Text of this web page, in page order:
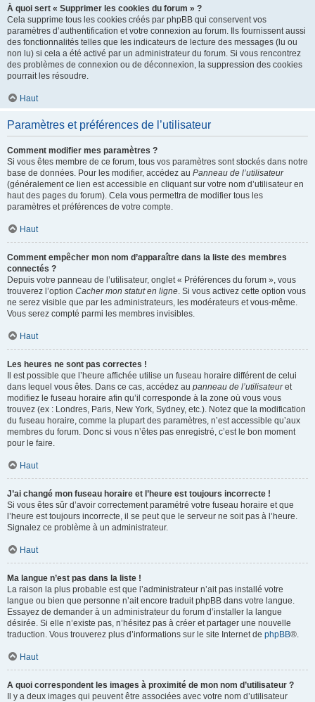
À quoi sert « Supprimer les cookies du forum » ?
Cela supprime tous les cookies créés par phpBB qui conservent vos
paramètres d’authentification et votre connexion au forum. Ils fournissent aussi
des fonctionnalités telles que les indicateurs de lecture des messages (lu ou
non lu) si cela a été activé par un administrateur du forum. Si vous rencontrez
des problèmes de connexion ou de déconnexion, la suppression des cookies
pourrait les résoudre.
Haut
Paramètres et préférences de l’utilisateur
Comment modifier mes paramètres ?
Si vous êtes membre de ce forum, tous vos paramètres sont stockés dans notre
base de données. Pour les modifier, accédez au Panneau de l’utilisateur
(généralement ce lien est accessible en cliquant sur votre nom d’utilisateur en
haut des pages du forum). Cela vous permettra de modifier tous les
paramètres et préférences de votre compte.
Haut
Comment empêcher mon nom d’apparaître dans la liste des membres
connectés ?
Depuis votre panneau de l’utilisateur, onglet « Préférences du forum », vous
trouverez l’option Cacher mon statut en ligne. Si vous activez cette option vous
ne serez visible que par les administrateurs, les modérateurs et vous-même.
Vous serez compté parmi les membres invisibles.
Haut
Les heures ne sont pas correctes !
Il est possible que l’heure affichée utilise un fuseau horaire différent de celui
dans lequel vous êtes. Dans ce cas, accédez au panneau de l’utilisateuret
modifiez le fuseau horaire afin qu’il corresponde à la zone où vous vous
trouvez (ex : Londres, Paris, New York, Sydney, etc.). Notez que la modification
du fuseau horaire, comme la plupart des paramètres, n’est accessible qu’aux
membres du forum. Donc si vous n’êtes pas enregistré, c’est le bon moment
pour le faire.
Haut
J’ai changé mon fuseau horaire et l’heure est toujours incorrecte !
Si vous êtes sûr d’avoir correctement paramétré votre fuseau horaire et que
l’heure est toujours incorrecte, il se peut que le serveur ne soit pas à l’heure.
Signalez ce problème à un administrateur.
Haut
Ma langue n’est pas dans la liste !
La raison la plus probable est que l’administrateur n’ait pas installé votre
langue ou bien que personne n’ait encore traduit phpBB dans votre langue.
Essayez de demander à un administrateur du forum d’installer la langue
désirée. Si elle n’existe pas, n’hésitez pas à créer et partager une nouvelle
traduction. Vous trouverez plus d’informations sur le site Internet de phpBB®.
Haut
A quoi correspondent les images à proximité de mon nom d’utilisateur ?
Il y a deux images qui peuvent être associées avec votre nom d’utilisateur